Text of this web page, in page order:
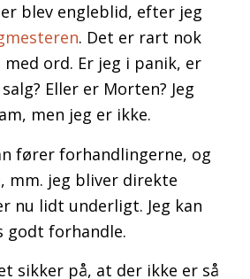
blev engleblid, efter jeg
. Det er rart nok
ord. Er jeg i panik, er
Eller er Morten? Jeg
men jeg er ikke.
fører forhandlingerne, og
mm. jeg bliver direkte
nu lidt underligt. Jeg kan
godt forhandle.
sikker på, at der ikke er så